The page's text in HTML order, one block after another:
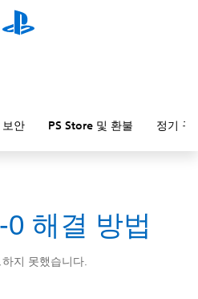
안 PS Store 및 환불 정기 구
해결 방법
지 못했습니다.